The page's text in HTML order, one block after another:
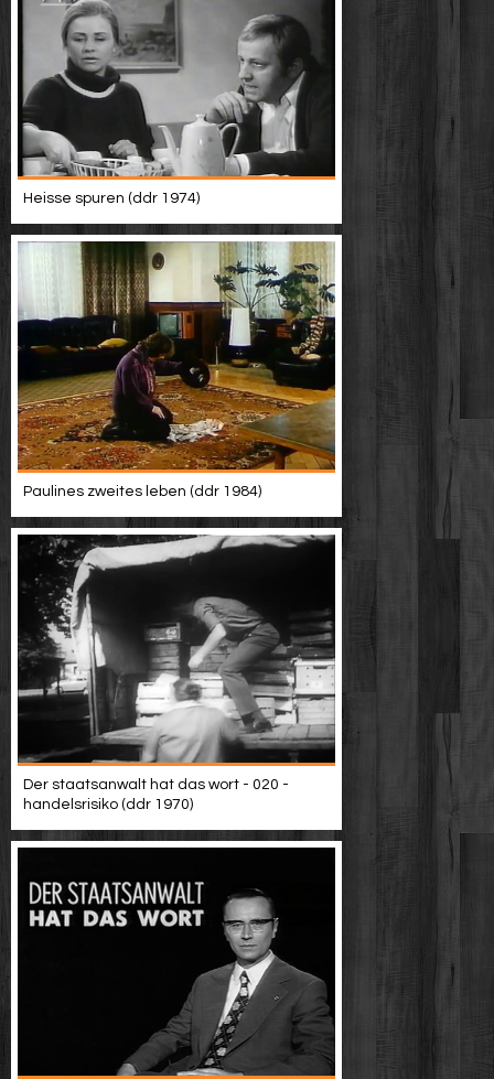
Heisse spuren (ddr 1974)
Paulines zweites leben (ddr 1984)
Der staatsanwalt hat das wort - 020 -
handelsrisiko (ddr 1970)